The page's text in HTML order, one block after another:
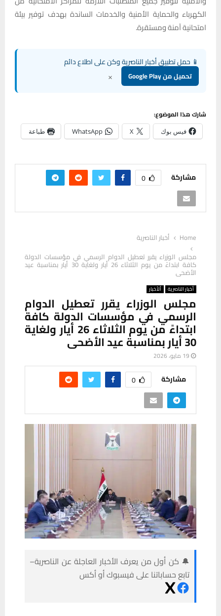
الكهرباء والحماية الأمنية والخدمات الساندة بهدف توفير بيئة
امتحانية آمنة ومستقرة.
📱 حمل تطبيق أخبار الناصرية وكن على اطلاع دائم
تحميل من Google Play ×
شارك هذا الموضوع:
فيس بوك X
WhatsApp طباعة
مشاركة 0
Home
أخبار الناصرية
مجلس الوزراء يقرر تعطيل الدوام الرسمي في مؤسسات الدولة
كافة ابتداءً من يوم الثلاثاء 26 أيار ولغاية 30 أيار بمناسبة عيد
الأضحى
أخبار الناصرية ألأخبار
مجلس الوزراء يقرر تعطيل الدوام
الرسمي في مؤسسات الدولة كافة
ابتداءً من يوم الثلاثاء 26 أيار ولغاية
30 أيار بمناسبة عيد الأضحى
19 مايو، 2026
مشاركة 0
🔔 كن أول من يعرف الأخبار العاجلة عن الناصرية–
تابع حساباتنا على فيسبوك أو أكس